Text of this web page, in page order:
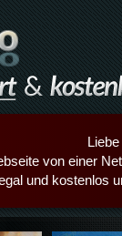
von einer
und kostenlos